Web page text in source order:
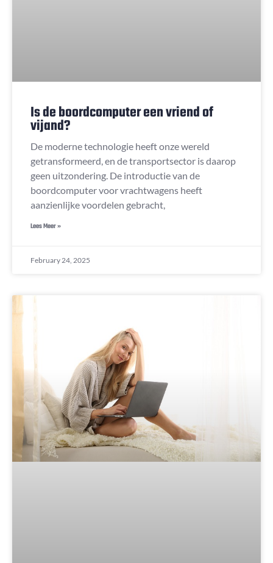
Is de boordcomputer een vriend of
vijand?
De moderne technologie heeft onze wereld
getransformeerd, en de transportsector is daarop
geen uitzondering. De introductie van de
boordcomputer voor vrachtwagens heeft
aanzienlijke voordelen gebracht,
Lees Meer »
February 24, 2025